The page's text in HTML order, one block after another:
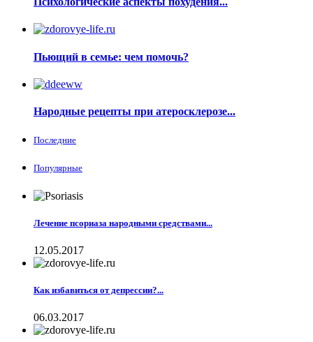
Пьющий в семье: чем помочь?
Народные рецепты при атеросклерозе...
Последние
Популярные
Лечение псориаза народными средствами...
12.05.2017
Как избавиться от депрессии?...
06.03.2017